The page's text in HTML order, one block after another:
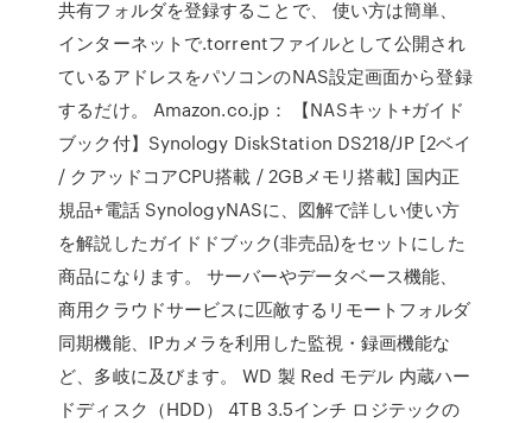
共有フォルダを登録することで、 使い方は簡単、
インターネットで.torrentファイルとして公開され
ているアドレスをパソコンのNAS設定画面から登録
するだけ。 Amazon.co.jp： 【NASキット+ガイド
ブック付】Synology DiskStation DS218/JP [2ベイ
/ クアッドコアCPU搭載 / 2GBメモリ搭載] 国内正
規品+電話 SynologyNASに、図解で詳しい使い方
を解説したガイドドブック(非売品)をセットにした
商品になります。 サーバーやデータベース機能、
商用クラウドサービスに匹敵するリモートフォルダ
同期機能、IPカメラを利用した監視・録画機能な
ど、多岐に及びます。 WD 製 Red モデル 内蔵ハー
ドディスク（HDD） 4TB 3.5インチ ロジテックの